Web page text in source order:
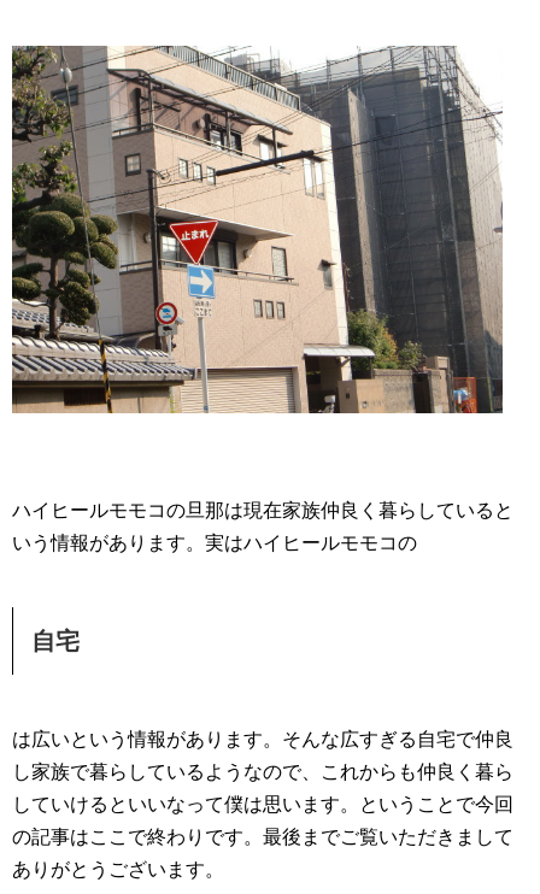
ハイヒールモモコの旦那は現在家族仲良く暮らしていると
いう情報があります。実はハイヒールモモコの
自宅
は広いという情報があります。そんな広すぎる自宅で仲良
し家族で暮らしているようなので、これからも仲良く暮ら
していけるといいなって僕は思います。ということで今回
の記事はここで終わりです。最後までご覧いただきまして
ありがとうございます。